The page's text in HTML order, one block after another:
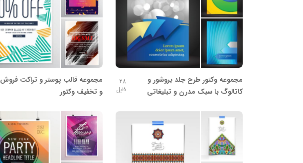
مجموعه وکتور طرح جلد بروشور و
کاتالوگ با سبک مدرن و تبلیغاتی
28
فایل
مجموعه قالب پوستر و تراکت فروش
و تخفیف وکتور